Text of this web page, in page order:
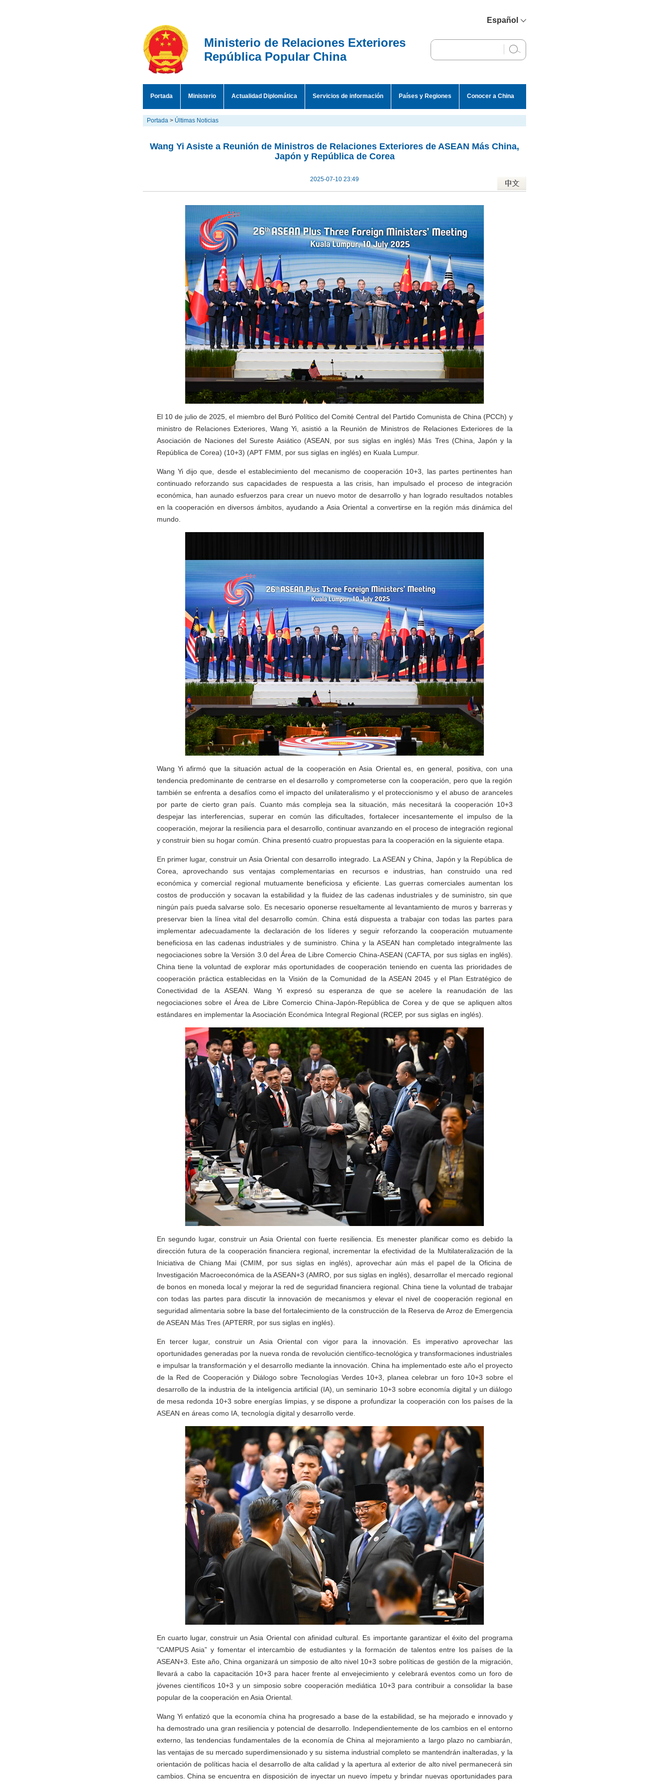
Español
English
Ministerio de Relaciones Exteriores
República Popular China
Portada Ministerio Actualidad Diplomática Servicios de información Países y Regiones Conocer a China
Portada > Últimas Noticias
Wang Yi Asiste a Reunión de Ministros de Relaciones Exteriores de ASEAN Más China,
Japón y República de Corea
2025-07-10 23:49
El 10 de julio de 2025, el miembro del Buró Político del Comité Central del Partido Comunista de China (PCCh) y
ministro de Relaciones Exteriores, Wang Yi, asistió a la Reunión de Ministros de Relaciones Exteriores de la
Asociación de Naciones del Sureste Asiático (ASEAN, por sus siglas en inglés) Más Tres (China, Japón y la
República de Corea) (10+3) (APT FMM, por sus siglas en inglés) en Kuala Lumpur.
Wang Yi dijo que, desde el establecimiento del mecanismo de cooperación 10+3, las partes pertinentes han
continuado reforzando sus capacidades de respuesta a las crisis, han impulsado el proceso de integración
económica, han aunado esfuerzos para crear un nuevo motor de desarrollo y han logrado resultados notables
en la cooperación en diversos ámbitos, ayudando a Asia Oriental a convertirse en la región más dinámica del
mundo.
Wang Yi afirmó que la situación actual de la cooperación en Asia Oriental es, en general, positiva, con una
tendencia predominante de centrarse en el desarrollo y comprometerse con la cooperación, pero que la región
también se enfrenta a desafíos como el impacto del unilateralismo y el proteccionismo y el abuso de aranceles
por parte de cierto gran país. Cuanto más compleja sea la situación, más necesitará la cooperación 10+3
despejar las interferencias, superar en común las dificultades, fortalecer incesantemente el impulso de la
cooperación, mejorar la resiliencia para el desarrollo, continuar avanzando en el proceso de integración regional
y construir bien su hogar común. China presentó cuatro propuestas para la cooperación en la siguiente etapa.
En primer lugar, construir un Asia Oriental con desarrollo integrado. La ASEAN y China, Japón y la República de
Corea, aprovechando sus ventajas complementarias en recursos e industrias, han construido una red
económica y comercial regional mutuamente beneficiosa y eficiente. Las guerras comerciales aumentan los
costos de producción y socavan la estabilidad y la fluidez de las cadenas industriales y de suministro, sin que
ningún país pueda salvarse solo. Es necesario oponerse resueltamente al levantamiento de muros y barreras y
preservar bien la línea vital del desarrollo común. China está dispuesta a trabajar con todas las partes para
implementar adecuadamente la declaración de los líderes y seguir reforzando la cooperación mutuamente
beneficiosa en las cadenas industriales y de suministro. China y la ASEAN han completado integralmente las
negociaciones sobre la Versión 3.0 del Área de Libre Comercio China-ASEAN (CAFTA, por sus siglas en inglés).
China tiene la voluntad de explorar más oportunidades de cooperación teniendo en cuenta las prioridades de
cooperación práctica establecidas en la Visión de la Comunidad de la ASEAN 2045 y el Plan Estratégico de
Conectividad de la ASEAN. Wang Yi expresó su esperanza de que se acelere la reanudación de las
negociaciones sobre el Área de Libre Comercio China-Japón-República de Corea y de que se apliquen altos
estándares en implementar la Asociación Económica Integral Regional (RCEP, por sus siglas en inglés).
En segundo lugar, construir un Asia Oriental con fuerte resiliencia. Es menester planificar como es debido la
dirección futura de la cooperación financiera regional, incrementar la efectividad de la Multilateralización de la
Iniciativa de Chiang Mai (CMIM, por sus siglas en inglés), aprovechar aún más el papel de la Oficina de
Investigación Macroeconómica de la ASEAN+3 (AMRO, por sus siglas en inglés), desarrollar el mercado regional
de bonos en moneda local y mejorar la red de seguridad financiera regional. China tiene la voluntad de trabajar
con todas las partes para discutir la innovación de mecanismos y elevar el nivel de cooperación regional en
seguridad alimentaria sobre la base del fortalecimiento de la construcción de la Reserva de Arroz de Emergencia
de ASEAN Más Tres (APTERR, por sus siglas en inglés).
En tercer lugar, construir un Asia Oriental con vigor para la innovación. Es imperativo aprovechar las
oportunidades generadas por la nueva ronda de revolución científico-tecnológica y transformaciones industriales
e impulsar la transformación y el desarrollo mediante la innovación. China ha implementado este año el proyecto
de la Red de Cooperación y Diálogo sobre Tecnologías Verdes 10+3, planea celebrar un foro 10+3 sobre el
desarrollo de la industria de la inteligencia artificial (IA), un seminario 10+3 sobre economía digital y un diálogo
de mesa redonda 10+3 sobre energías limpias, y se dispone a profundizar la cooperación con los países de la
ASEAN en áreas como IA, tecnología digital y desarrollo verde.
En cuarto lugar, construir un Asia Oriental con afinidad cultural. Es importante garantizar el éxito del programa
“CAMPUS Asia” y fomentar el intercambio de estudiantes y la formación de talentos entre los países de la
ASEAN+3. Este año, China organizará un simposio de alto nivel 10+3 sobre políticas de gestión de la migración,
llevará a cabo la capacitación 10+3 para hacer frente al envejecimiento y celebrará eventos como un foro de
jóvenes científicos 10+3 y un simposio sobre cooperación mediática 10+3 para contribuir a consolidar la base
popular de la cooperación en Asia Oriental.
Wang Yi enfatizó que la economía china ha progresado a base de la estabilidad, se ha mejorado e innovado y
ha demostrado una gran resiliencia y potencial de desarrollo. Independientemente de los cambios en el entorno
externo, las tendencias fundamentales de la economía de China al mejoramiento a largo plazo no cambiarán,
las ventajas de su mercado superdimensionado y su sistema industrial completo se mantendrán inalteradas, y la
orientación de políticas hacia el desarrollo de alta calidad y la apertura al exterior de alto nivel permanecerá sin
cambios. China se encuentra en disposición de inyectar un nuevo ímpetu y brindar nuevas oportunidades para